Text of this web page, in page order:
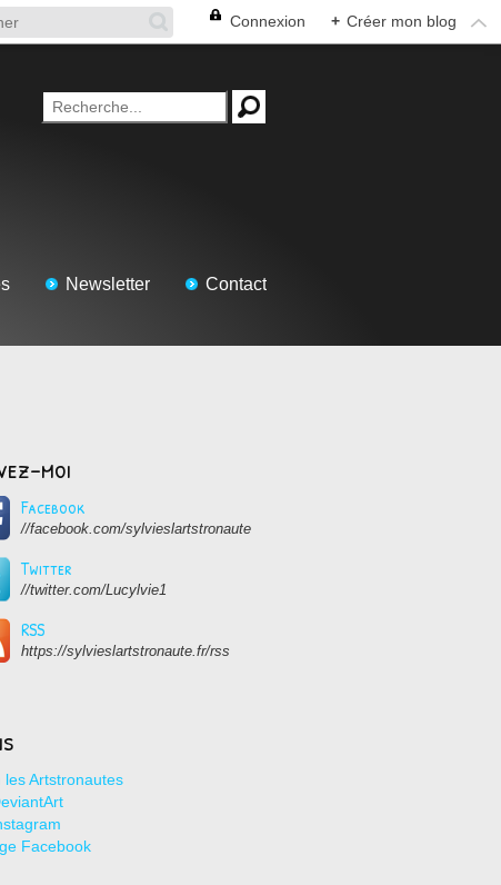
Connexion + Créer mon blog
Newsletter Contact
moi
Facebook
//facebook.com/sylvieslartstronaute
Twitter
//twitter.com/Lucylvie1
RSS
https://sylvieslartstronaute.fr/rss
les Artstronautes
Facebook